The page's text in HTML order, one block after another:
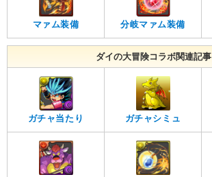
マァム装備 分岐マァム装備
ダイの大冒険コラボ関連記事
ガチャ当たり ガチャシミュ